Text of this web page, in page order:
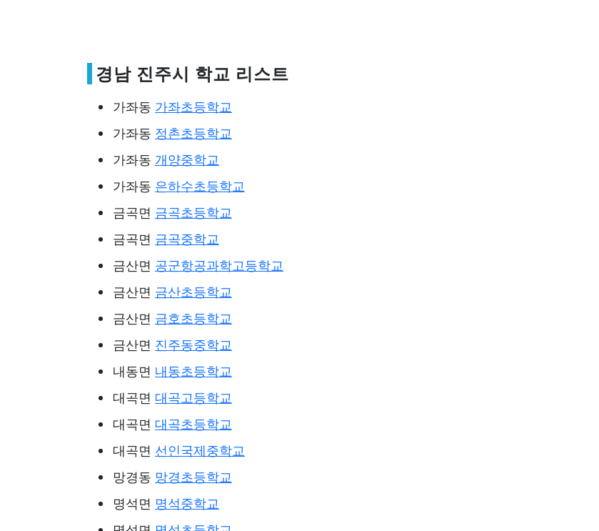
경남 진주시 학교 리스트
가좌동 가좌초등학교
가좌동 정촌초등학교
가좌동 개양중학교
가좌동 은하수초등학교
금곡면 금곡초등학교
금곡면 금곡중학교
금산면 공군항공과학고등학교
금산면 금산초등학교
금산면 금호초등학교
금산면 진주동중학교
내동면 내동초등학교
대곡면 대곡고등학교
대곡면 대곡초등학교
대곡면 선인국제중학교
망경동 망경초등학교
명석면 명석중학교